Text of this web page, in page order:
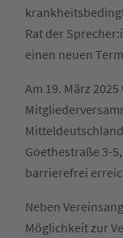
Rat der
einen neuen
Am 19. März
Goethestraße 3-
barrierefrei
Neben
Möglichkeit zur